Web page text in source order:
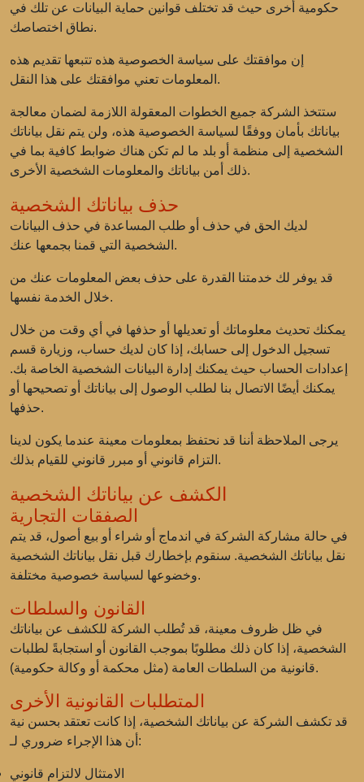
حكومية أخرى حيث قد تختلف قوانين حماية البيانات عن تلك في
نطاق اختصاصك.
إن موافقتك على سياسة الخصوصية هذه تتبعها تقديم هذه
المعلومات تعني موافقتك على هذا النقل.
ستتخذ الشركة جميع الخطوات المعقولة اللازمة لضمان معالجة
بياناتك بأمان ووفقًا لسياسة الخصوصية هذه، ولن يتم نقل بياناتك
الشخصية إلى منظمة أو بلد ما لم تكن هناك ضوابط كافية بما في
ذلك أمن بياناتك والمعلومات الشخصية الأخرى.
حذف بياناتك الشخصية
لديك الحق في حذف أو طلب المساعدة في حذف البيانات
الشخصية التي قمنا بجمعها عنك.
قد يوفر لك خدمتنا القدرة على حذف بعض المعلومات عنك من
خلال الخدمة نفسها.
يمكنك تحديث معلوماتك أو تعديلها أو حذفها في أي وقت من خلال
تسجيل الدخول إلى حسابك، إذا كان لديك حساب، وزيارة قسم
إعدادات الحساب حيث يمكنك إدارة البيانات الشخصية الخاصة بك.
يمكنك أيضًا الاتصال بنا لطلب الوصول إلى بياناتك أو تصحيحها أو
حذفها.
يرجى الملاحظة أننا قد نحتفظ بمعلومات معينة عندما يكون لدينا
التزام قانوني أو مبرر قانوني للقيام بذلك.
الكشف عن بياناتك الشخصية
الصفقات التجارية
في حالة مشاركة الشركة في اندماج أو شراء أو بيع أصول، قد يتم
نقل بياناتك الشخصية. سنقوم بإخطارك قبل نقل بياناتك الشخصية
وخضوعها لسياسة خصوصية مختلفة.
القانون والسلطات
في ظل ظروف معينة، قد تُطلب الشركة للكشف عن بياناتك
الشخصية، إذا كان ذلك مطلوبًا بموجب القانون أو استجابةً لطلبات
قانونية من السلطات العامة (مثل محكمة أو وكالة حكومية).
المتطلبات القانونية الأخرى
قد تكشف الشركة عن بياناتك الشخصية، إذا كانت تعتقد بحسن نية
أن هذا الإجراء ضروري لـ:
الامتثال لالتزام قانوني